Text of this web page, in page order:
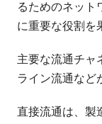
るためのネット
に重要な役割を
主要な流通チャ
ライン流通など
直接流通は、製